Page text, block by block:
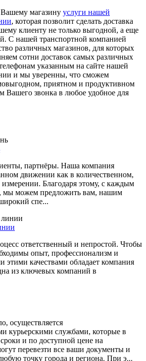
магазину услуги нашей
, которая позволит сделать доставка
клиенту не только выгодной, а еще
С нашей транспортной компанией
различных магазинов, для которых
сотни доставок самых различных
указанным на сайте нашей
и мы уверенны, что сможем
приятном и продуктивном
Вашего звонка в любое удобное для
партнёры. Наша компания
движении как в количественном,
измерении. Благодаря этому, с каждым
мы можем предложить вам, нашим
спе...
ответственный и непростой. Чтобы
опыт, профессионализм и
этими качествами обладает компания
из ключевых компаний в
осуществляется
курьерскими службами, которые в
и по доступной цене на
перевезти все ваши документы и
точку города и региона. При э...